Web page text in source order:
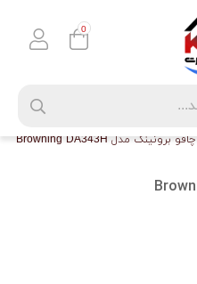
چاقو برونینگ مدل Browning DA343H
0